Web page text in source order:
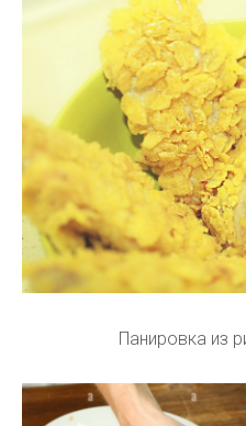
Панировка из